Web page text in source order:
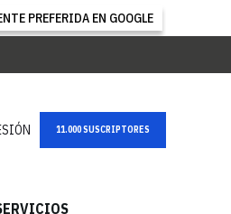
PREFERIDA EN GOOGLE
NEWSLETTER